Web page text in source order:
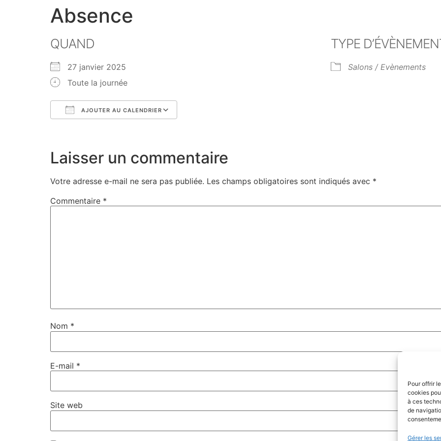
Pour offrir
cookies
à ces
de
Gérer les
Absence
QUAND
27 janvier 2025
Toute la journée
AJOUTER AU CALENDRIER
TYPE
Salons / Evènements
Laisser un commentaire
Votre adresse e-mail ne sera pas publiée. Les champs obligatoires sont indiqués avec *
Commentaire *
Nom *
E-mail *
Site web